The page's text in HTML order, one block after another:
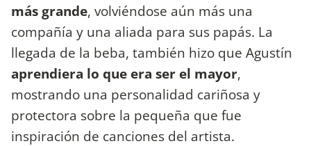
más grande, volviéndose aún más una
compañía y una aliada para sus papás. La
llegada de la beba, también hizo que Agustín
aprendiera lo que era ser el mayor,
mostrando una personalidad cariñosa y
protectora sobre la pequeña que fue
inspiración de canciones del artista.